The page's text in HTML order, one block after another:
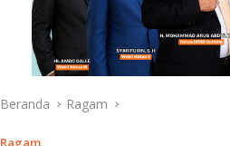
Beranda Ragam
Ragam